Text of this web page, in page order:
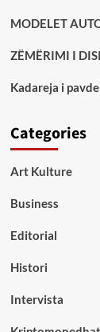
MODELET
ZËMËRIMI I
Kadareja i
Categories
Art Kulture
Business
Editorial
Histori
Intervista